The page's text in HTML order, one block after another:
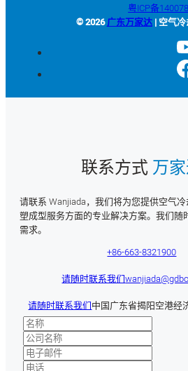
粤ICP备
© 2026广东万家达| 空气冷
联系方式 万
请联系 Wanjiada，我们将为您提供空气
塑成型服务方面的专业解决方案。我们随
需求。
+86-663-8321900
请随时联系我们
请随时联系我们中国广东省揭阳空港经